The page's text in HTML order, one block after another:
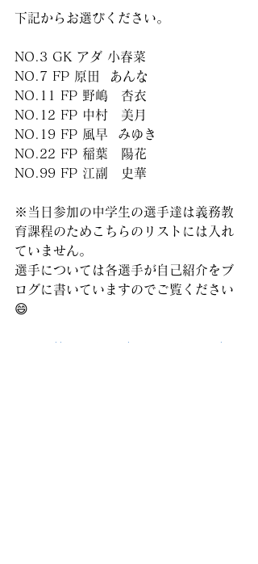
下記からお選びください。
NO.3 GK アダ 小春菜
NO.7 FP 原田  あんな
NO.11 FP 野嶋　杏衣
NO.12 FP 中村　美月
NO.19 FP 風早  みゆき
NO.22 FP 稲葉　陽花
NO.99 FP 江副　史華
※当日参加の中学生の選手達は義務教
育課程のためこちらのリストには入れ
ていません。
選手については各選手が自己紹介をブ
ログに書いていますのでご覧ください
😄